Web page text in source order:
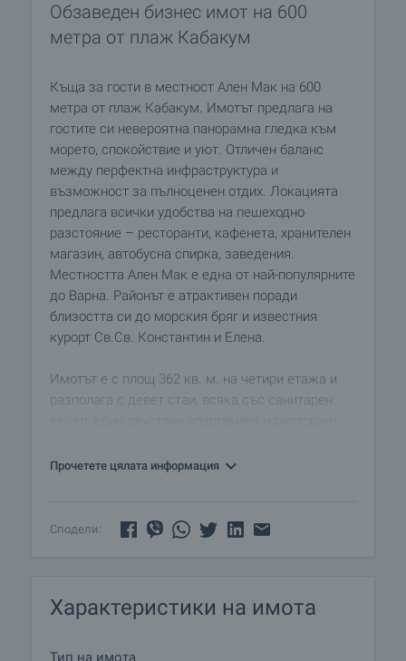
Обзаведен бизнес имот на 600
метра от плаж Кабакум
Къща за гости в местност Ален Мак на 600
метра от плаж Кабакум. Имотът предлага на
гостите си невероятна панорамна гледка към
морето, спокойствие и уют. Отличен баланс
между перфектна инфраструктура и
възможност за пълноценен отдих. Локацията
предлага всички удобства на пешеходно
разстояние – ресторанти, кафенета, хранителен
магазин, автобусна спирка, заведения.
Местността Ален Мак е една от най-популярните
до Варна. Районът е атрактивен поради
близостта си до морския бряг и известния
курорт Св.Св. Константин и Елена.
Имотът е с площ 362 кв. м. на четири етажа и
разполага с девет стаи, всяка със санитарен
във всички помещения има климатици. От
Подовите настилки са с теракот, стени – латекс.
м., помещение за сауна и малък басейн. Има
Прочетете цялата информация
Сподели:
Характеристики на имота
Тип на имота